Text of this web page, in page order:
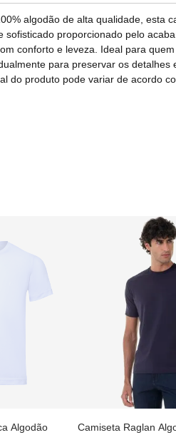
algodão de alta qualidade, esta
sofisticado proporcionado pelo
conforto e leveza. Ideal para
para preservar os
do produto pode variar de acordo
Algodão
Camiseta Raglan